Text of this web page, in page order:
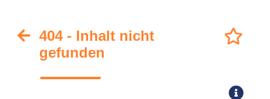
404 - Inhalt nicht
gefunden